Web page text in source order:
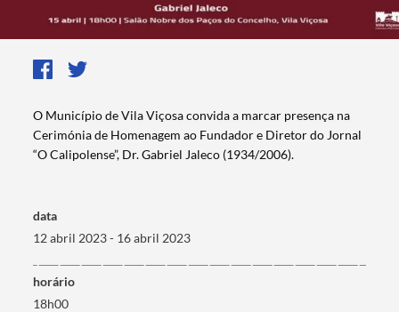
O Município de Vila Viçosa convida a marcar presença na
Cerimónia de Homenagem ao Fundador e Diretor do Jornal
“O Calipolense”, Dr. Gabriel Jaleco (1934/2006).
data
12 abril 2023 - 16 abril 2023
horário
18h00